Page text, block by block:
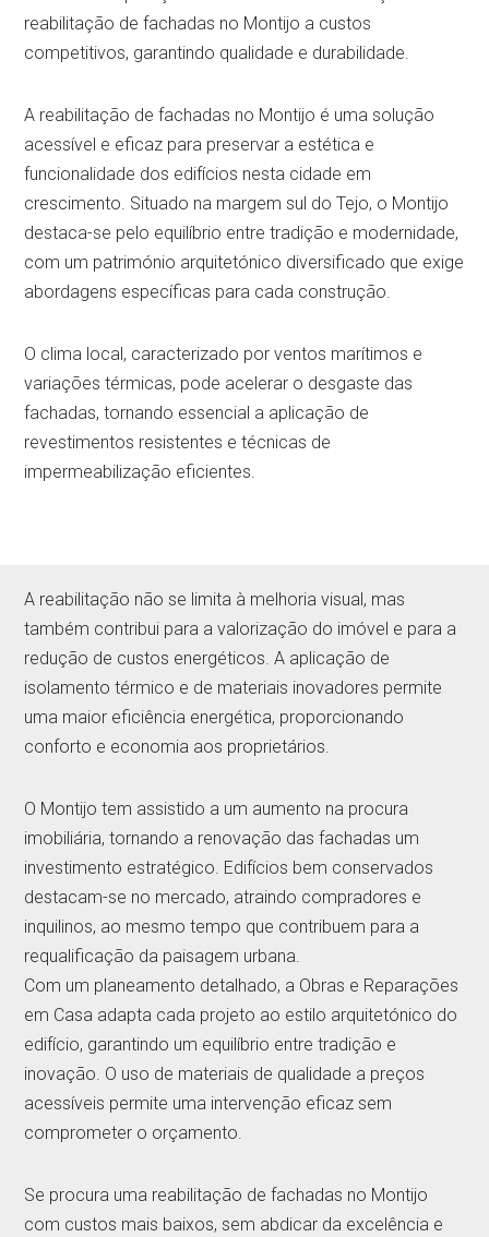
reabilitação de fachadas no Montijo a custos
competitivos, garantindo qualidade e durabilidade.
A reabilitação de fachadas no Montijo é uma solução
acessível e eficaz para preservar a estética e
funcionalidade dos edifícios nesta cidade em
crescimento. Situado na margem sul do Tejo, o Montijo
destaca-se pelo equilíbrio entre tradição e modernidade,
com um património arquitetónico diversificado que exige
abordagens específicas para cada construção.
O clima local, caracterizado por ventos marítimos e
variações térmicas, pode acelerar o desgaste das
fachadas, tornando essencial a aplicação de
revestimentos resistentes e técnicas de
impermeabilização eficientes.
A reabilitação não se limita à melhoria visual, mas
também contribui para a valorização do imóvel e para a
redução de custos energéticos. A aplicação de
isolamento térmico e de materiais inovadores permite
uma maior eficiência energética, proporcionando
conforto e economia aos proprietários.
O Montijo tem assistido a um aumento na procura
imobiliária, tornando a renovação das fachadas um
investimento estratégico. Edifícios bem conservados
destacam-se no mercado, atraindo compradores e
inquilinos, ao mesmo tempo que contribuem para a
requalificação da paisagem urbana.
Com um planeamento detalhado, a Obras e Reparações
em Casa adapta cada projeto ao estilo arquitetónico do
edifício, garantindo um equilíbrio entre tradição e
inovação. O uso de materiais de qualidade a preços
acessíveis permite uma intervenção eficaz sem
comprometer o orçamento.
Se procura uma reabilitação de fachadas no Montijo
com custos mais baixos, sem abdicar da excelência e